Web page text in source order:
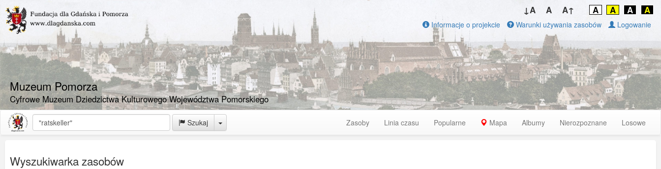
Muzeum Pomorza
Cyfrowe Muzeum Dziedzictwa Kulturowego Województwa Pomorskiego
↓A A A↑ A A A A
Informacje o projekcie Warunki używania zasobów Logowanie
Szukaj Toggle Dropdown Zasoby Linia czasu Popularne Mapa Albumy Nierozpoznane Losowe
Wyszukiwarka zasobów